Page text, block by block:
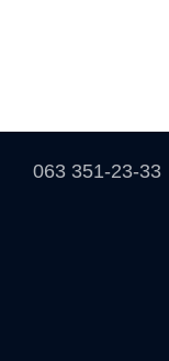
063 351-23-33